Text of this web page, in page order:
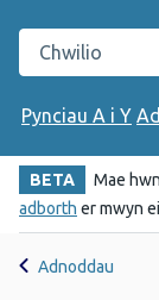
Chwilio
Pynciau A i Y
BETA
Mae
adborth er mwyn
Adnoddau